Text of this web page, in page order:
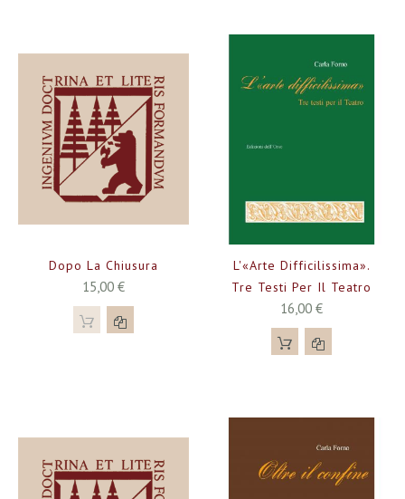
Dopo La Chiusura
15,00 €
L'«arte Difficilissima».
Tre Testi Per Il Teatro
16,00 €